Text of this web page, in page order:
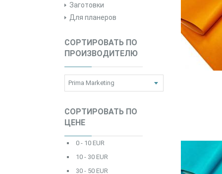
Заготовки
Для планеров
СОРТИРОВАТЬ ПО
ПРОИЗВОДИТЕЛЮ
СОРТИРОВАТЬ ПО
ЦЕНЕ
0 - 10 EUR
10 - 30 EUR
30 - 50 EUR